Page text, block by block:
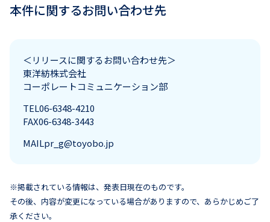
本件に関するお問い合わせ先
＜リリースに関するお問い合わせ先＞
東洋紡株式会社
コーポレートコミュニケーション部
TEL06-6348-4210
FAX06-6348-3443
MAILpr_g@toyobo.jp
※掲載されている情報は、発表日現在のものです。
その後、内容が変更になっている場合がありますので、あらかじめご了
承ください。